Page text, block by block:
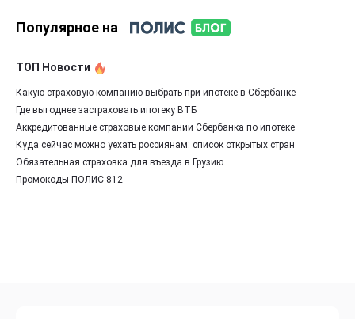
Популярное на
ТОП Новости
Какую страховую компанию выбрать при ипотеке в Сбербанке
Где выгоднее застраховать ипотеку ВТБ
Аккредитованные страховые компании Сбербанка по ипотеке
Куда сейчас можно уехать россиянам: список открытых стран
Обязательная страховка для въезда в Грузию
Промокоды ПОЛИС 812